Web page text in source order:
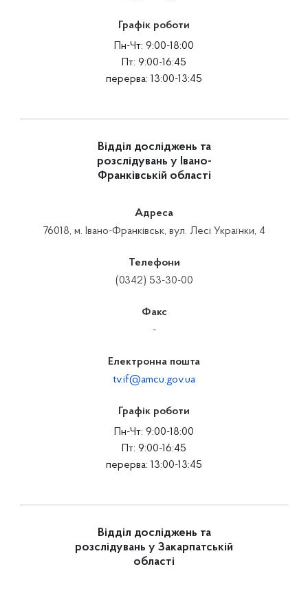
Графік роботи
Пн-Чт: 9:00-18:00
Пт: 9:00-16:45
перерва: 13:00-13:45
Відділ досліджень та
розслідувань у Івано-
Франківській області
Адреса
76018, м. Івано-Франківськ, вул. Лесі Українки, 4
Телефони
(0342) 53-30-00
Факс
-
Електронна пошта
tv.if@amcu.gov.ua
Графік роботи
Пн-Чт: 9:00-18:00
Пт: 9:00-16:45
перерва: 13:00-13:45
Відділ досліджень та
розслідувань у Закарпатській
області